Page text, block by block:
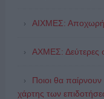
ΑΙΧΜΕΣ:
ΑΧΜΕΣ: Δεύτερες
Ποιοι θα
χάρτης των